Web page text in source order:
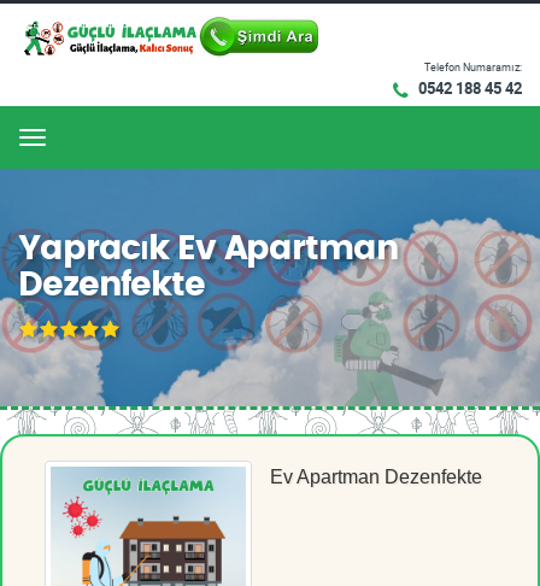
Telefon Numaramız:
0542 188 45 42
Menu
Yapracık Ev Apartman
Dezenfekte
Ev Apartman Dezenfekte